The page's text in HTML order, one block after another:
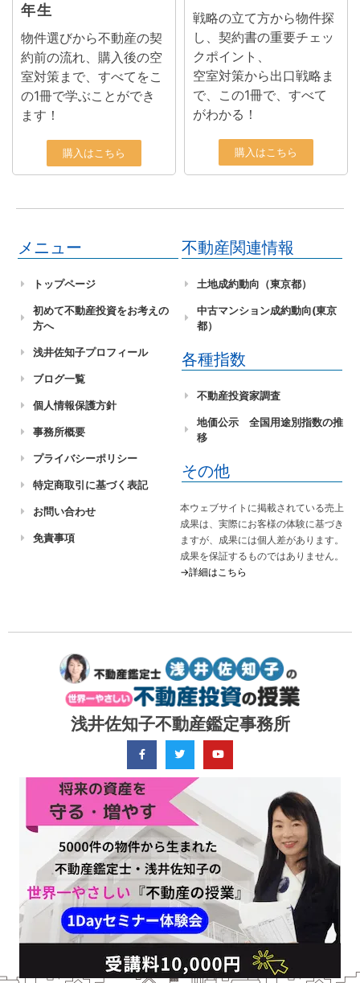
浅井佐知子不動産鑑定事務所
メニュー
トップページ
初めて不動産投資をお考えの
方へ
浅井佐知子プロフィール
ブログ一覧
個人情報保護方針
事務所概要
プライバシーポリシー
特定商取引に基づく表記
お問い合わせ
免責事項
不動産関連情報
土地成約動向（東京都）
中古マンション成約動向(東京
都）
各種指数
不動産投資家調査
地価公示 全国用途別指数の推
移
その他
本ウェブサイトに掲載されている売上
成果は、実際にお客様の体験に基づき
ますが、成果には個人差があります。
成果を保証するものではありません。
→詳細はこちら
年生
物件選びから不動産の契
約前の流れ、購入後の空
室対策まで、すべてをこ
の1冊で学ぶことができ
ます！
購入はこちら
戦略の立て方から物件探
し、契約書の重要チェッ
クポイント、
空室対策から出口戦略ま
で、この1冊で、すべて
がわかる！
購入はこちら